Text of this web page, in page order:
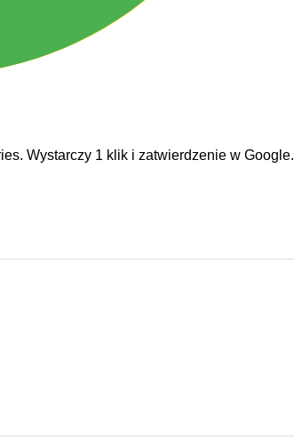
Wystarczy 1 klik i zatwierdzenie w Google.